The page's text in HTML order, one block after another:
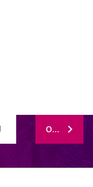
ODEBÍRAT